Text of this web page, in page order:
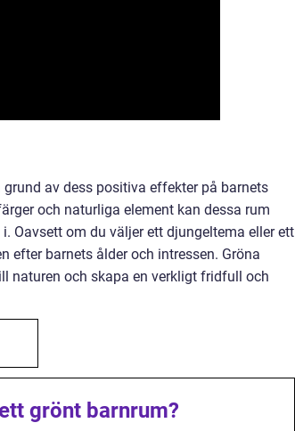
av dess positiva effekter på barnets
och naturliga element kan dessa rum
Oavsett om du väljer ett djungeltema eller ett
efter barnets ålder och intressen. Gröna
naturen och skapa en verkligt fridfull och
grönt barnrum?